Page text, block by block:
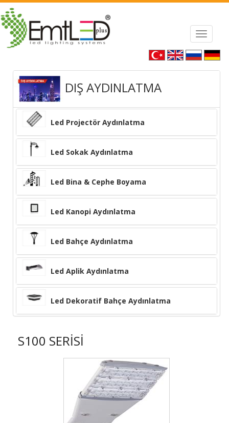
Handbags Replica Fake JewelryToggle
DIŞ AYDINLATMA
Led Projectör Aydınlatma
Led Sokak Aydınlatma
Led Bina & Cephe Boyama
Led Kanopi Aydınlatma
Led Bahçe Aydınlatma
Led Aplik Aydınlatma
Led Dekoratif Bahçe Aydınlatma
S100 SERİSİ